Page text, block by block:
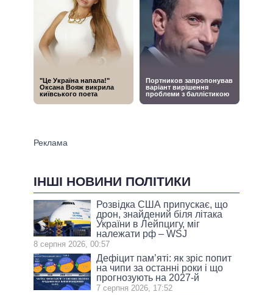
ІНШІ НОВИНИ ПОЛІТИКИ
Розвідка США припускає, що
дрон, знайдений біля літака
України в Лейпцигу, міг
належати рф – WSJ
8 серпня 2026, 00:57
Дефіцит пам’яті: як зріс попит
на чипи за останні роки і що
прогнозують на 2027-й
7 серпня 2026, 17:52